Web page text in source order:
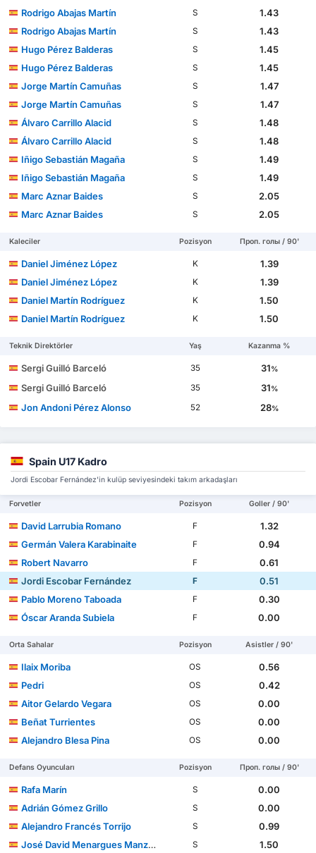
Rodrigo Abajas Martín S
1.43
Rodrigo Abajas Martín
S
1.43
Hugo Pérez Balderas
S
1.45
Hugo Pérez Balderas
S
1.45
Jorge Martín Camuñas
S
1.47
Jorge Martín Camuñas
S
1.47
Álvaro Carrillo Alacid
S
1.48
Álvaro Carrillo Alacid
S
1.48
Iñigo Sebastián Magaña
S
1.49
Iñigo Sebastián Magaña
S
1.49
Marc Aznar Baides
S
2.05
Marc Aznar Baides
S 2.05
Kaleciler Pozisyon Проп. голы / 90'
Daniel Jiménez López K
1.39
Daniel Jiménez López
K
1.39
Daniel Martín Rodríguez
K
1.50
Daniel Martín Rodríguez
K 1.50
Teknik Direktörler Yaş Kazanma %
Sergi Guilló Barceló 35 31%
Sergi Guilló Barceló 35 31%
Jon Andoni Pérez Alonso 52 28%
Spain U17 Kadro
Jordi Escobar Fernández'in kulüp seviyesindeki takım arkadaşları
Forvetler Pozisyon Goller / 90'
David Larrubia Romano F
1.32
Germán Valera Karabinaite
F
0.94
Robert Navarro
F
0.61
Jordi Escobar Fernández
F
0.51
Pablo Moreno Taboada
F
0.30
Óscar Aranda Subiela
F 0.00
Orta Sahalar Pozisyon Asistler / 90'
Ilaix Moriba OS
0.56
Pedri
OS
0.42
Aitor Gelardo Vegara
OS
0.00
Beñat Turrientes
OS
0.00
Alejandro Blesa Pina
OS 0.00
Defans Oyuncuları Pozisyon Проп. голы / 90'
Rafa Marín S
0.00
Adrián Gómez Grillo
S
0.00
Alejandro Francés Torrijo
S
0.99
José David Menargues Manzanarez
S
1.50